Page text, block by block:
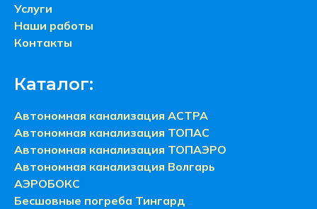
Услуги
Наши работы
Контакты
Каталог:
Автономная канализация АСТРА
Автономная канализация ТОПАС
Автономная канализация ТОПАЭРО
Автономная канализация Волгарь
АЭРОБОКС
Бесшовные погреба Тингард